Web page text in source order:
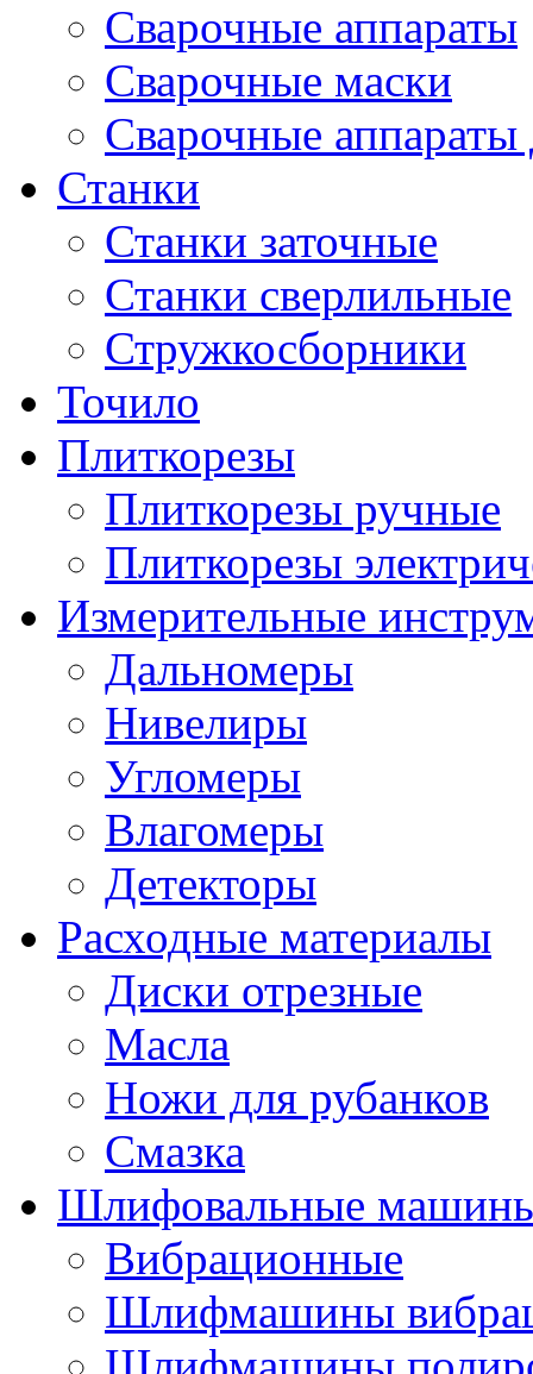
Сварочные аппараты
Сварочные маски
Сварочные
Станки
Станки заточные
Станки сверлильные
Стружкосборники
Точило
Плиткорезы
Плиткорезы ручные
Плиткорезы
Измерительные
Дальномеры
Нивелиры
Угломеры
Влагомеры
Детекторы
Расходные материалы
Диски отрезные
Масла
Ножи для рубанков
Смазка
Шлифовальные
Вибрационные
Шлифмашины